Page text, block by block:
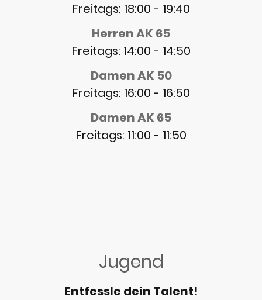
Freitags: 18:00 - 19:40
Herren AK 65
Freitags: 14:00 - 14:50
Damen AK 65
Freitags: 11:00 - 11:50
Damen AK 50
Freitags: 16:00 - 16:50
Jugend
Entfessle dein Talent!